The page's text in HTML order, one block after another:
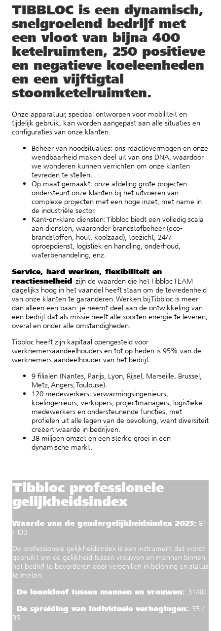
TIBBLOC is een dynamisch,
snelgroeiend bedrijf met
een vloot van bijna 400
ketelruimten, 250 positieve
en negatieve koeleenheden
en een vijftigtal
stoomketelruimten.
Onze apparatuur, speciaal ontworpen voor mobiliteit en
tijdelijk gebruik, kan worden aangepast aan alle situaties en
configuraties van onze klanten.
Beheer van noodsituaties: ons reactievermogen en onze
wendbaarheid maken deel uit van ons DNA, waardoor
we wonderen kunnen verrichten om onze klanten
tevreden te stellen.
Op maat gemaakt: onze afdeling grote projecten
ondersteunt onze klanten bij het uitvoeren van
complexe projecten met een hoge inzet, met name in
de industriële sector.
Kant-en-klare diensten: Tibbloc biedt een volledig scala
aan diensten, waaronder brandstofbeheer (eco-
brandstoffen, hout, koolzaad), toezicht, 24/7
oproepdienst, logistiek en handling, onderhoud,
waterbehandeling, enz.
Service, hard werken, flexibiliteit en
reactiesnelheid zijn de waarden die het Tibbloc TEAM
dagelijks hoog in het vaandel heeft staan om de tevredenheid
van onze klanten te garanderen. Werken bij Tibbloc is meer
dan alleen een baan: je neemt deel aan de ontwikkeling van
een bedrijf dat als missie heeft alle soorten energie te leveren,
overal en onder alle omstandigheden.
Tibbloc heeft zijn kapitaal opengesteld voor
werknemersaandeelhouders en tot op heden is 95% van de
werknemers aandeelhouder van het bedrijf.
9 filialen (Nantes, Parijs, Lyon, Rijsel, Marseille, Brussel,
Metz, Angers, Toulouse).
120 medewerkers: verwarmingsingenieurs,
koelingenieurs, verkopers, projectmanagers, logistieke
medewerkers en ondersteunende functies, met
profielen uit alle lagen van de bevolking, want diversiteit
creëert waarde in bedrijven.
38 miljoen omzet en een sterke groei in een
dynamische markt.
Tibbloc professionele
gelijkheidsindex
Waarde van de gendergelijkheidsindex 2025: 81
/ 100
De professionele gelijkheidsindex is een instrument dat wordt
gebruikt om de gelijkheid tussen vrouwen en mannen binnen
het bedrijf te bevorderen door verschillen in beloning en status
te meten.
- De loonkloof tussen mannen en vrouwen: 31/40
- De spreiding van individuele verhogingen: 35 /
35